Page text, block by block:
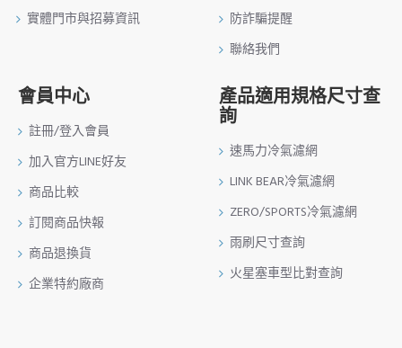
實體門市與招募資訊
防詐騙提醒
聯絡我們
會員中心
註冊/登入會員
加入官方LINE好友
商品比較
訂閱商品快報
商品退換貨
企業特約廠商
產品適用規格尺寸查
詢
速馬力冷氣濾網
LINK BEAR冷氣濾網
ZERO/SPORTS冷氣濾網
雨刷尺寸查詢
火星塞車型比對查詢